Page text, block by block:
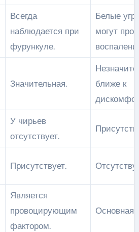
Всегда
наблюдается при
фурункуле.
Белые
могут
Значительная.
ближе к
У чирьев
отсутствует.
Присутствует.
Является
провоцирующим
фактором.
Основная